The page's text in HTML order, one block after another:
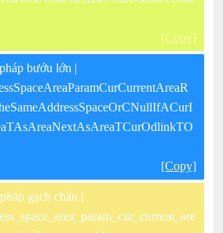
[Copy]
bướu lớn |
[Copy]
gạch chân |